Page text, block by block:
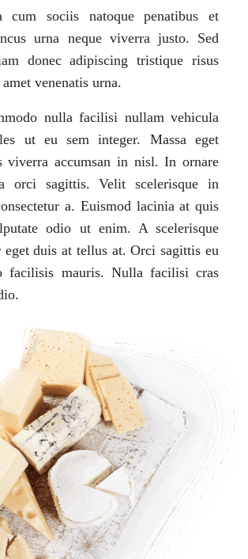
cum sociis natoque penatibus et
urna neque viverra justo. Sed
donec adipiscing tristique risus
venenatis urna.
nulla facilisi nullam vehicula
ut eu sem integer. Massa eget
viverra accumsan in nisl. In ornare
orci sagittis. Velit scelerisque in
a. Euismod lacinia at quis
odio ut enim. A scelerisque
eget duis at tellus at. Orci sagittis eu
facilisis mauris. Nulla facilisi cras